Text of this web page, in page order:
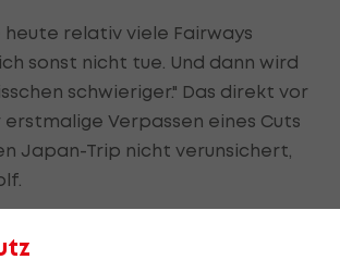
heute relativ viele Fairways
sonst nicht tue. Und dann wird
schwieriger." Das direkt vor
Verpassen eines Cuts
Japan-Trip nicht verunsichert,
unmittelbar danach zum Major